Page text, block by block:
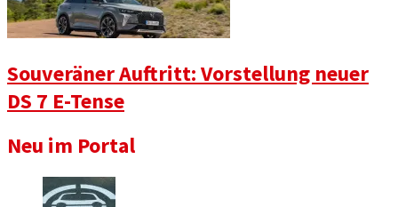
Souveräner Auftritt: Vorstellung neuer
DS 7 E-Tense
Neu im Portal